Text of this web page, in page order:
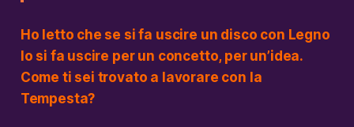
Ho letto che se si fa uscire un disco con Legno
lo si fa uscire per un concetto, per un’idea.
Come ti sei trovato a lavorare con la
Tempesta?